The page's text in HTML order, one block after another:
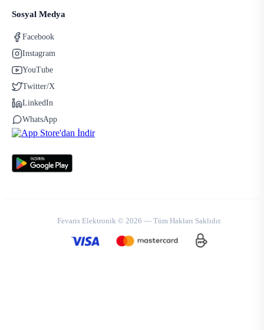
Sosyal Medya
Facebook
Instagram
YouTube
Twitter/X
LinkedIn
WhatsApp
Fevaris Elektronik © 2026 — Tüm Hakları Saklıdır.